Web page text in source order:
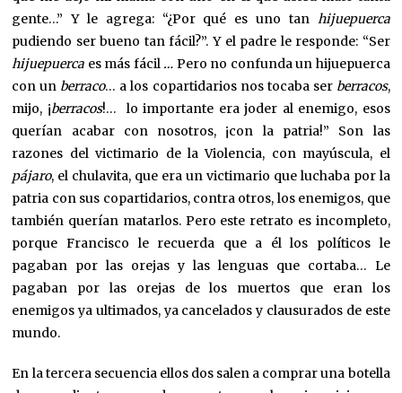
gente…” Y le agrega: “¿Por qué es uno tan hijuepuerca
pudiendo ser bueno tan fácil?”. Y el padre le responde: “Ser
hijuepuerca es más fácil … Pero no confunda un hijuepuerca
con un berraco… a los copartidarios nos tocaba ser berracos,
mijo, ¡berracos!… lo importante era joder al enemigo, esos
querían acabar con nosotros, ¡con la patria!” Son las
razones del victimario de la Violencia, con mayúscula, el
pájaro, el chulavita, que era un victimario que luchaba por la
patria con sus copartidarios, contra otros, los enemigos, que
también querían matarlos. Pero este retrato es incompleto,
porque Francisco le recuerda que a él los políticos le
pagaban por las orejas y las lenguas que cortaba… Le
pagaban por las orejas de los muertos que eran los
enemigos ya ultimados, ya cancelados y clausurados de este
mundo.
En la tercera secuencia ellos dos salen a comprar una botella